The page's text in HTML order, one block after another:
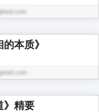
本质》
》精要